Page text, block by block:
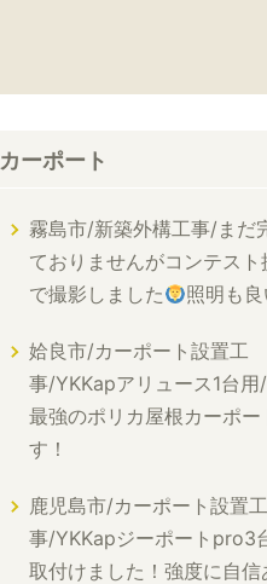
カーポート
霧島市/新築外構工事/まだ
ておりませんがコンテスト
で撮影しました
照明も
姶良市/カーポート設置工
事/YKKapアリュース1台用
最強のポリカ屋根カーポー
す！
鹿児島市/カーポート設置工
事/YKKapジーポートpro3
取付けました！強度に自信